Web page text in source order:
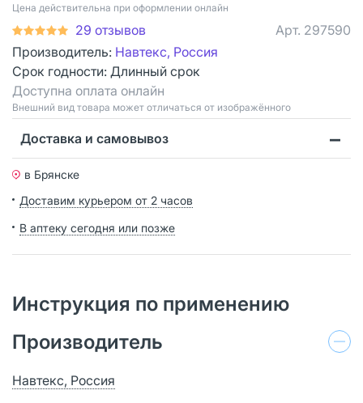
Цена действительна при оформлении онлайн
29 отзывов Арт. 297590
Производитель: Навтекс, Россия
Срок годности: Длинный срок
Доступна оплата онлайн
Bнешний вид товара может отличаться от изображённого
Доставка и самовывоз
в Брянске
Доставим курьером от 2 часов
В аптеку сегодня или позже
Инструкция по применению
Производитель
Навтекс, Россия